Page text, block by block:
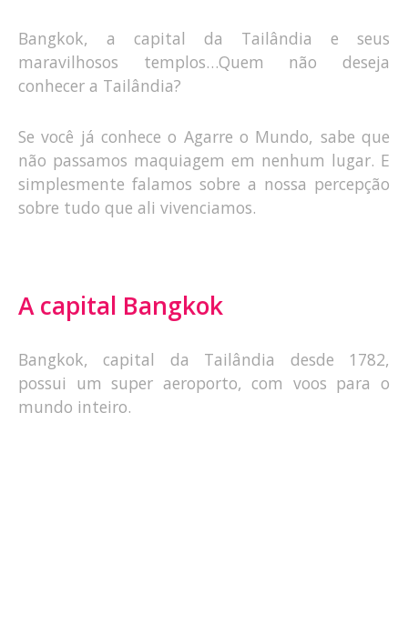
Bangkok, a capital da Tailândia e seus
maravilhosos templos…Quem não deseja
conhecer a Tailândia?
Se você já conhece o Agarre o Mundo, sabe que
não passamos maquiagem em nenhum lugar. E
simplesmente falamos sobre a nossa percepção
sobre tudo que ali vivenciamos.
A capital Bangkok
Bangkok, capital da Tailândia desde 1782,
possui um super aeroporto, com voos para o
mundo inteiro.